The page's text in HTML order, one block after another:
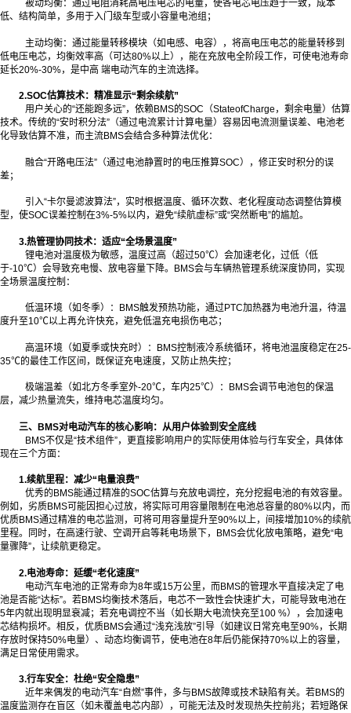
被动均衡：通过电阻消耗高电压电芯的电量，使各电芯电压趋于一致，成本
低、结构简单，多用于入门级车型或小容量电池组；
主动均衡：通过能量转移模块（如电感、电容），将高电压电芯的能量转移到
低电压电芯，均衡效率高（可达80%以上），能在充放电全阶段工作，可使电池寿命
延长20%-30%，是中高 端电动汽车的主流选择。
2.SOC估算技术：精准显示“剩余续航”
用户关心的“还能跑多远”，依赖BMS的SOC（StateofCharge，剩余电量）估算
技术。传统的“安时积分法”（通过电流累计计算电量）容易因电流测量误差、电池老
化导致估算不准，而主流BMS会结合多种算法优化：
融合“开路电压法”（通过电池静置时的电压推算SOC），修正安时积分的误
差；
引入“卡尔曼滤波算法”，实时根据温度、循环次数、老化程度动态调整估算模
型，使SOC误差控制在3%-5%以内，避免“续航虚标”或“突然断电”的尴尬。
3.热管理协同技术：适应“全场景温度”
锂电池对温度极为敏感，温度过高（超过50℃）会加速老化，过低（低
于-10℃）会导致充电慢、放电容量下降。BMS会与车辆热管理系统深度协同，实现
全场景温度控制：
低温环境（如冬季）：BMS触发预热功能，通过PTC加热器为电池升温，待温
度升至10℃以上再允许快充，避免低温充电损伤电芯；
高温环境（如夏季或快充时）：BMS控制液冷系统循环，将电池温度稳定在25-
35℃的最佳工作区间，既保证充电速度，又防止热失控；
极端温差（如北方冬季室外-20℃，车内25℃）：BMS会调节电池包的保温
层，减少热量流失，维持电芯温度均匀。
三、BMS对电动汽车的核心影响：从用户体验到安全底线
BMS不仅是“技术组件”，更直接影响用户的实际使用体验与行车安全，具体体
现在三个方面：
1.续航里程：减少“电量浪费”
优秀的BMS能通过精准的SOC估算与充放电调控，充分挖掘电池的有效容量。
例如，劣质BMS可能因担心过放，将实际可用容量限制在电池总容量的80%以内，而
优质BMS通过精准的电芯监测，可将可用容量提升至90%以上，间接增加10%的续航
里程。同时，在高速行驶、空调开启等耗电场景下，BMS会优化放电策略，避免“电
量骤降”，让续航更稳定。
2.电池寿命：延缓“老化速度”
电动汽车电池的正常寿命为8年或15万公里，而BMS的管理水平直接决定了电
池是否能“达标”。若BMS均衡技术落后，电芯不一致性会快速扩大，可能导致电池在
5年内就出现明显衰减；若充电调控不当（如长期大电流快充至100 %），会加速电
芯结构损坏。相反，优质BMS会通过“浅充浅放”引导（如建议日常充电至90%，长期
存放时保持50%电量）、动态均衡调节，使电池在8年后仍能保持70%以上的容量，
满足日常使用需求。
3.行车安全：杜绝“安全隐患”
近年来偶发的电动汽车“自燃”事件，多与BMS故障或技术缺陷有关。若BMS的
温度监测存在盲区（如未覆盖电芯内部），可能无法及时发现热失控前兆；若短路保